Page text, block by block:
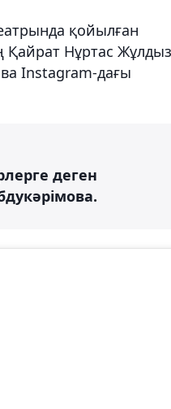
қойылған
Қайрат Нұртас
Instagram-дағы
деген